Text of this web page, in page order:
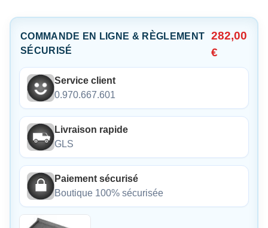
COMMANDE EN LIGNE & RÈGLEMENT
SÉCURISÉ
282,00
€
Service client
0.970.667.601
Livraison rapide
GLS
Paiement sécurisé
Boutique 100% sécurisée